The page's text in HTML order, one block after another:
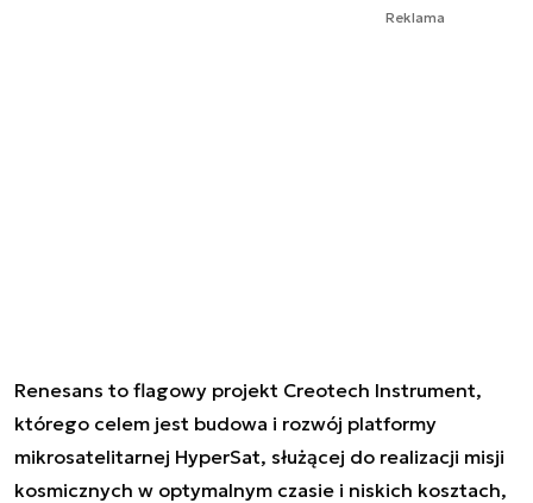
Reklama
Renesans to flagowy projekt Creotech Instrument,
którego celem jest budowa i rozwój platformy
mikrosatelitarnej HyperSat, służącej do realizacji misji
kosmicznych w optymalnym czasie i niskich kosztach,